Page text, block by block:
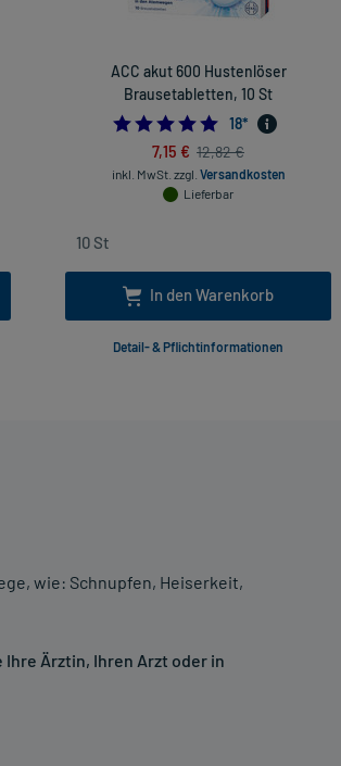
wie: Schnupfen, Heiserkeit,
Ärztin, Ihren Arzt oder in
ACC akut 600 Hustenlöser
Brausetabletten, 10 St
18*
7,15 € 12,82 €
inkl. MwSt. zzgl. Versandkosten
Lieferbar
In den Warenkorb
Detail- & Pflichtinformationen